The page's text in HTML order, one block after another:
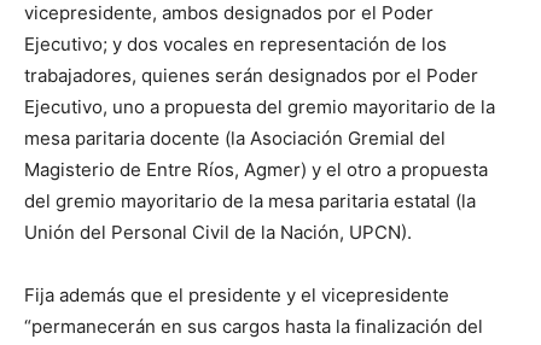
vicepresidente, ambos designados por el Poder
Ejecutivo; y dos vocales en representación de los
trabajadores, quienes serán designados por el Poder
Ejecutivo, uno a propuesta del gremio mayoritario de la
mesa paritaria docente (la Asociación Gremial del
Magisterio de Entre Ríos, Agmer) y el otro a propuesta
del gremio mayoritario de la mesa paritaria estatal (la
Unión del Personal Civil de la Nación, UPCN).
Fija además que el presidente y el vicepresidente
“permanecerán en sus cargos hasta la finalización del